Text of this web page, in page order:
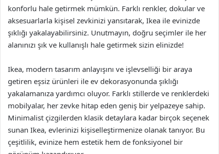
konforlu hale getirmek mümkün. Farklı renkler, dokular ve
aksesuarlarla kişisel zevkinizi yansıtarak, Ikea ile evinizde
şıklığı yakalayabilirsiniz. Unutmayın, doğru seçimler ile her
alanınızı şık ve kullanışlı hale getirmek sizin elinizde!
Ikea, modern tasarım anlayışını ve işlevselliği bir araya
getiren eşsiz ürünleri ile ev dekorasyonunda şıklığı
yakalamanıza yardımcı oluyor. Farklı stillerde ve renklerdeki
mobilyalar, her zevke hitap eden geniş bir yelpazeye sahip.
Minimalist çizgilerden klasik detaylara kadar birçok seçenek
sunan Ikea, evlerinizi kişiselleştirmenize olanak tanıyor. Bu
çeşitlilik, evinize hem estetik hem de fonksiyonel bir